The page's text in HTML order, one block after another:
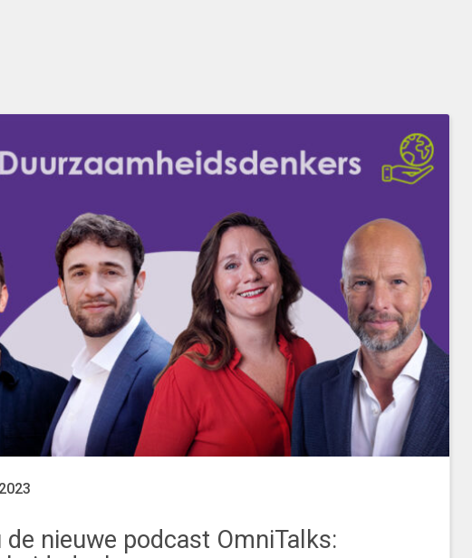
de nieuwe podcast OmniTalks: